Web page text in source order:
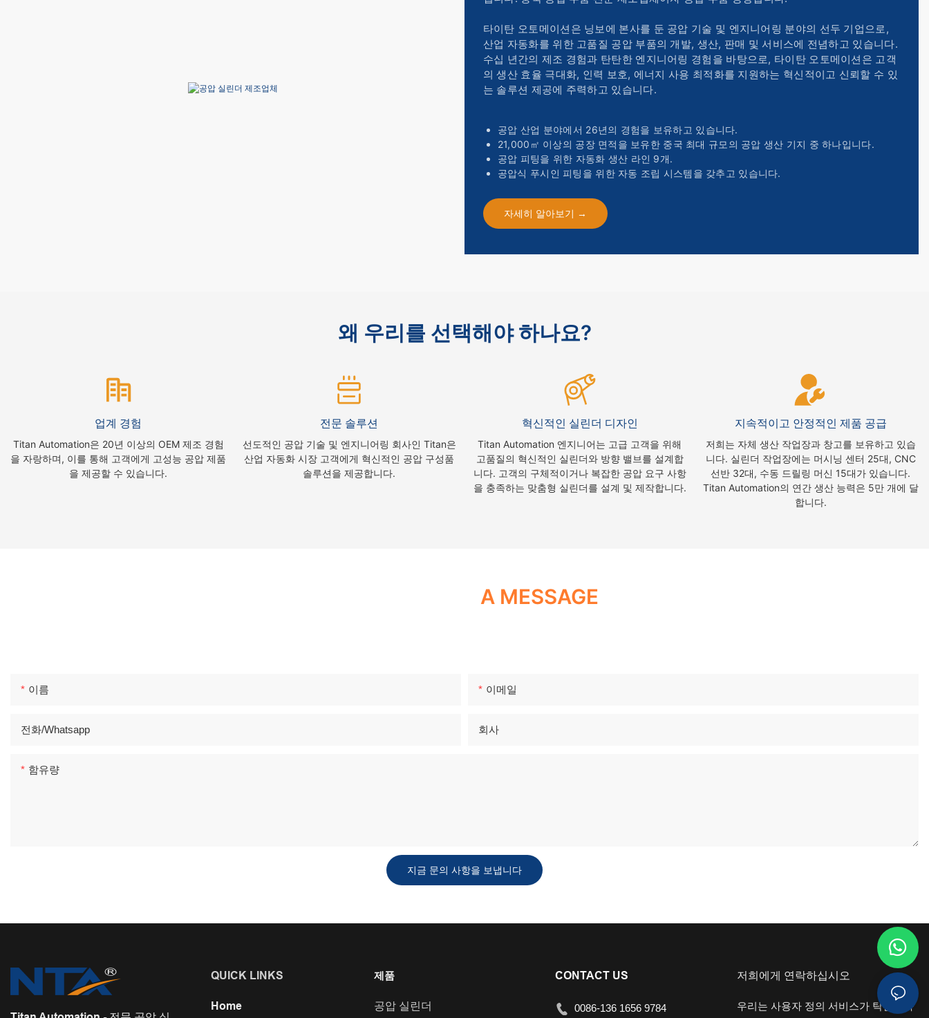
타이탄 오토메이션은 닝보에 본사를 둔 공압 기술 및 엔지니어링 분야의 선두 기업으로,
산업 자동화를 위한 고품질 공압 부품의 개발, 생산, 판매 및 서비스에 전념하고 있습니다.
수십 년간의 제조 경험과 탄탄한 엔지니어링 경험을 바탕으로, 타이탄 오토메이션은 고객
의 생산 효율 극대화, 인력 보호, 에너지 사용 최적화를 지원하는 혁신적이고 신뢰할 수 있
는 솔루션 제공에 주력하고 있습니다.
공압 산업 분야에서 26년의 경험을 보유하고 있습니다.
21,000㎡ 이상의 공장 면적을 보유한 중국 최대 규모의 공압 생산 기지 중 하나입니다.
공압 피팅을 위한 자동화 생산 라인 9개.
공압식 푸시인 피팅을 위한 자동 조립 시스템을 갖추고 있습니다.
자세히 알아보기 →
왜 우리를 선택해야 하나요?
업계 경험
Titan Automation은 20년 이상의 OEM 제조 경험
을 자랑하며, 이를 통해 고객에게 고성능 공압 제품
을 제공할 수 있습니다.
전문 솔루션
선도적인 공압 기술 및 엔지니어링 회사인 Titan은
산업 자동화 시장 고객에게 혁신적인 공압 구성품
솔루션을 제공합니다.
혁신적인 실린더 디자인
Titan Automation 엔지니어는 고급 고객을 위해
고품질의 혁신적인 실린더와 방향 밸브를 설계합
니다. 고객의 구체적이거나 복잡한 공압 요구 사항
을 충족하는 맞춤형 실린더를 설계 및 제작합니다.
지속적이고 안정적인 제품 공급
저희는 자체 생산 작업장과 창고를 보유하고 있습
니다. 실린더 작업장에는 머시닝 센터 25대, CNC
선반 32대, 수동 드릴링 머신 15대가 있습니다.
Titan Automation의 연간 생산 능력은 5만 개에 달
합니다.
A MESSAGE
이름 이메일
전화/whatsapp 회사
함유량
지금 문의 사항을 보냅니다
QUICK LINKS
Home
제품
공압 실린더
CONTACT US
0086-136 1656 9784
저희에게 연락하십시오
우리는 사용자 정의 서비스가 탁월하다